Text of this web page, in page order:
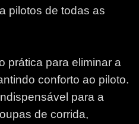
pilotos de todas as
prática para eliminar a
conforto ao piloto.
para a
de corrida,